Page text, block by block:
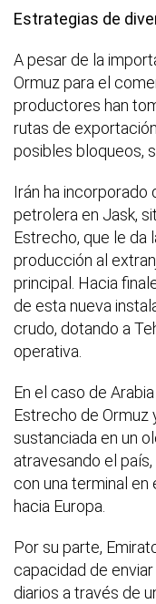
Estrategias de
A pesar de la
Ormuz para el
productores han
rutas de
posibles bloqueos,
Irán ha incorporado
petrolera en Jask,
Estrecho, que le da
producción al
principal. Hacia
de esta nueva
crudo, dotando a
operativa.
En el caso de
Estrecho de Ormuz
sustanciada en un
atravesando el
con una terminal en
hacia Europa.
Por su parte,
capacidad de
diarios a través de